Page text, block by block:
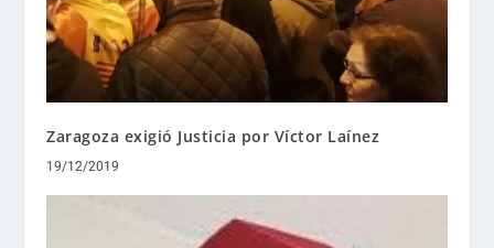
Zaragoza exigió Justicia por Víctor Laínez
19/12/2019